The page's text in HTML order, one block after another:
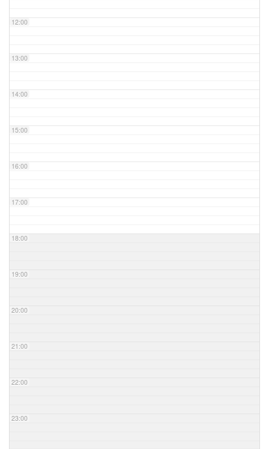
12:00
13:00
14:00
15:00
16:00
17:00
18:00
19:00
20:00
21:00
22:00
23:00